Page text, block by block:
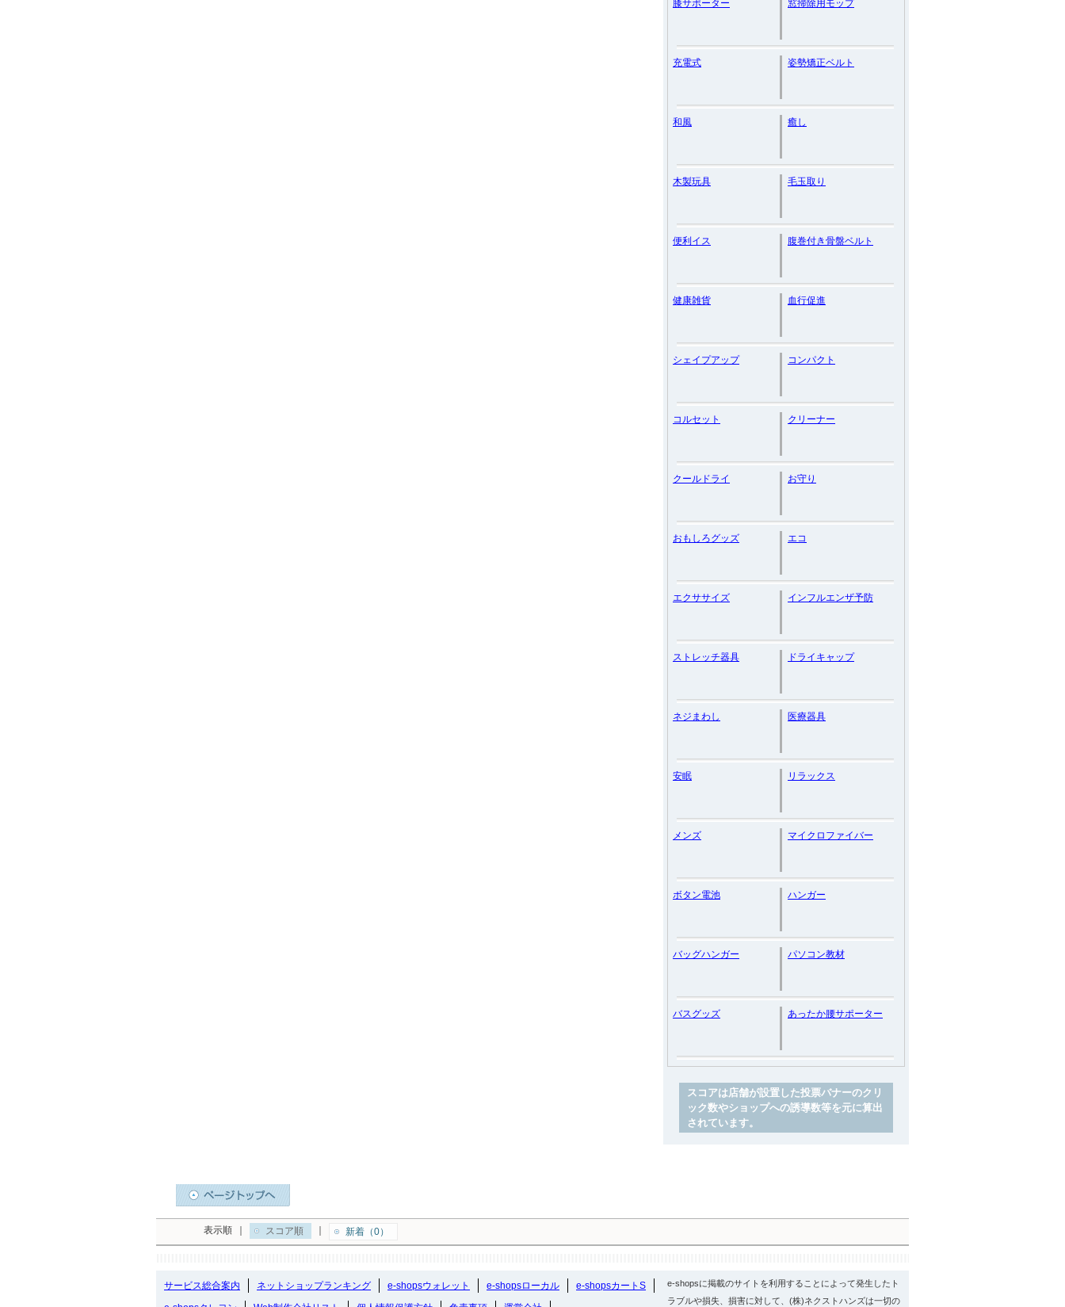
膝サポーター 窓掃除用モップ
充電式 姿勢矯正ベルト
和風 癒し
木製玩具 毛玉取り
便利イス 腹巻付き骨盤ベルト
健康雑貨 血行促進
シェイプアップ コンパクト
コルセット クリーナー
クールドライ お守り
おもしろグッズ エコ
エクササイズ インフルエンザ予防
ストレッチ器具 ドライキャップ
ネジまわし 医療器具
安眠 リラックス
メンズ マイクロファイバー
ボタン電池 ハンガー
バッグハンガー パソコン教材
バスグッズ あったか腰サポーター
スコアは店舗が設置した投票バナーのクリ
ック数やショップへの誘導数等を元に算出
されています。
表示順 スコア順 新着（0）
サービス総合案内 ネットショップランキング e-shopsウォレット e-shopsローカル
e-shopsカートS
e-shopsに掲載のサイトを利用することによって発生したト
ラブルや損失、損害に対して、(株)ネクストハンズは一切の